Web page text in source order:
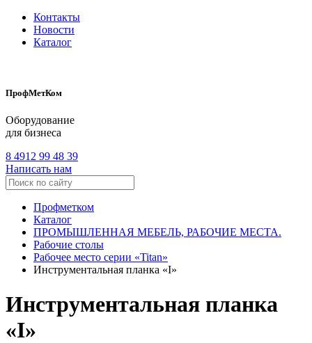
Контакты
Новости
Каталог
ПрофМетКом
Оборудование
для бизнеса
8 4912 99 48 39
Написать нам
Профметком
Каталог
ПРОМЫШЛЕННАЯ МЕБЕЛЬ, РАБОЧИЕ МЕСТА.
Рабочие столы
Рабочее место серии «Titan»
Инструментальная планка «I»
Инструментальная планка
«I»